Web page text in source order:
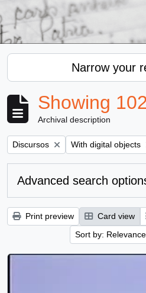
Narrow your
Showing
Archival description
Remove filter:
Discursos Remove filter:
With digital objects
Advanced search
Print preview Card view
Sort by: Relevance